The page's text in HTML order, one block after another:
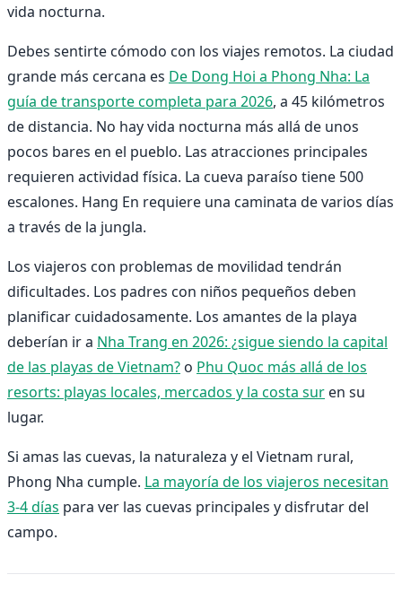
vida nocturna.
Debes sentirte cómodo con los viajes remotos. La ciudad
grande más cercana es De Dong Hoi a Phong Nha: La
guía de transporte completa para 2026, a 45 kilómetros
de distancia. No hay vida nocturna más allá de unos
pocos bares en el pueblo. Las atracciones principales
requieren actividad física. La cueva paraíso tiene 500
escalones. Hang En requiere una caminata de varios días
a través de la jungla.
Los viajeros con problemas de movilidad tendrán
dificultades. Los padres con niños pequeños deben
planificar cuidadosamente. Los amantes de la playa
deberían ir a Nha Trang en 2026: ¿sigue siendo la capital
de las playas de Vietnam? o Phu Quoc más allá de los
resorts: playas locales, mercados y la costa sur en su
lugar.
Si amas las cuevas, la naturaleza y el Vietnam rural,
Phong Nha cumple. La mayoría de los viajeros necesitan
3-4 días para ver las cuevas principales y disfrutar del
campo.